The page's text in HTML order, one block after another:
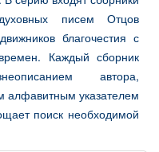
писем Отцов
благочестия с
Каждый сборник
автора,
алфавитным указателем
поиск необходимой